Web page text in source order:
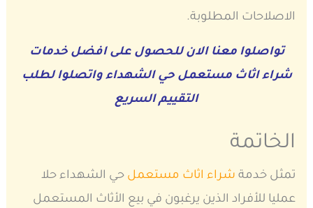
الاصلاحات المطلوبة.
تواصلوا معنا الان للحصول على افضل خدمات
شراء اثاث مستعمل حي الشهداء واتصلوا لطلب
التقييم السريع
الخاتمة
تمثل خدمة شراء اثاث مستعمل حي الشهداء حلا
عمليا للأفراد الذين يرغبون في بيع الأثاث المستعمل